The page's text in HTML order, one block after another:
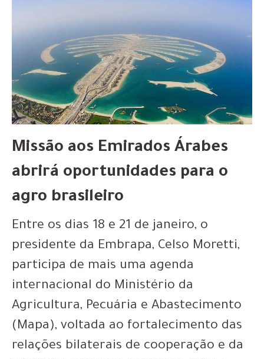
Missão aos Emirados Árabes
abrirá oportunidades para o
agro brasileiro
Entre os dias 18 e 21 de janeiro, o
presidente da Embrapa, Celso Moretti,
participa de mais uma agenda
internacional do Ministério da
Agricultura, Pecuária e Abastecimento
(Mapa), voltada ao fortalecimento das
relações bilaterais de cooperação e da